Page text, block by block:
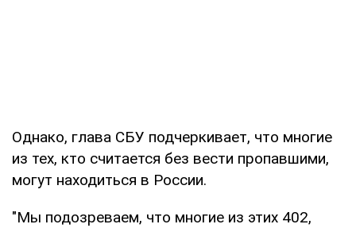
Однако, глава СБУ подчеркивает, что многие
из тех, кто считается без вести пропавшими,
могут находиться в России.
"Мы подозреваем, что многие из этих 402,